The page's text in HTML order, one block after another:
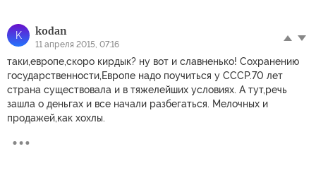
K kodan
11 апреля 2015, 07:16
таки,европе,скоро кирдык? ну вот и славненько! Сохранению
государственности,Европе надо поучиться у СССР.70 лет
страна существовала и в тяжелейших условиях. А тут,речь
зашла о деньгах и все начали разбегаться. Мелочных и
продажей,как хохлы.